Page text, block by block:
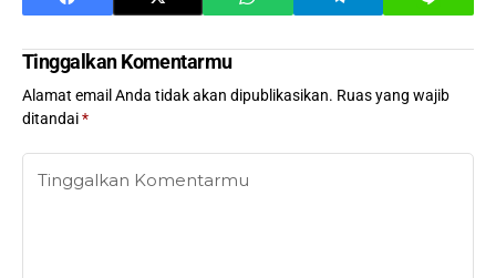
Tinggalkan Komentarmu
Alamat email Anda tidak akan dipublikasikan. Ruas yang wajib
ditandai*